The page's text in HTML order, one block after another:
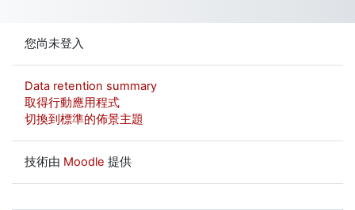
您尚未登入
Data retention summary
取得行動應用程式
切換到標準的佈景主題
技術由 Moodle 提供